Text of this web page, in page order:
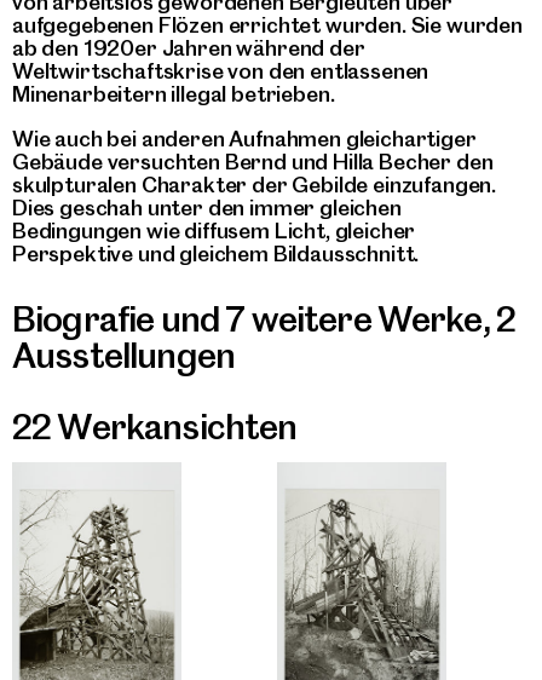
aufgegebenen Flözen errichtet wurden. Sie wurden
ab den 1920er Jahren während der
Weltwirtschaftskrise von den entlassenen
Minenarbeitern illegal betrieben.
Wie auch bei anderen Aufnahmen gleichartiger
Gebäude versuchten Bernd und Hilla Becher den
skulpturalen Charakter der Gebilde einzufangen.
Dies geschah unter den immer gleichen
Bedingungen wie diffusem Licht, gleicher
Perspektive und gleichem Bildausschnitt.
Biografie und 7 weitere Werke,2
Ausstellungen
22 Werkansichten